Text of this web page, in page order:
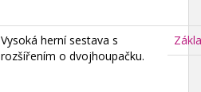
Vysoká herní sestava s
rozšířením o dvojhoupačku.